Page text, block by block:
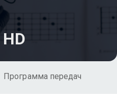
Программа передач